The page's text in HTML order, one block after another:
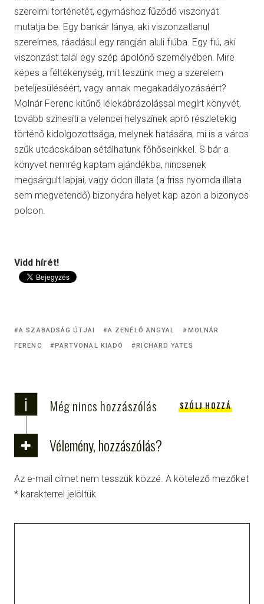
szerelmi történetét, egymáshoz fűződő viszonyát
mutatja be. Egy bankár lánya, aki viszonzatlanul
szerelmes, ráadásul egy rangján aluli fiúba. Egy fiú, aki
viszonzást talál egy szép ápolónő személyében. Mire
képes a féltékenység, mit teszünk meg a szerelem
beteljesüléséért, vagy annak megakadályozásáért?
Molnár Ferenc kitűnő lélekábrázolással megírt könyvét,
tovább színesíti a velencei helyszínek apró részletekig
történő kidolgozottsága, melynek hatására, mi is a város
szűk utcácskáiban sétálhatunk főhőseinkkel. S bár a
könyvet nemrég kaptam ajándékba, nincsenek
megsárgult lapjai, vagy ódon illata (a friss nyomda illata
sem megvetendő) bizonyára helyet kap azon a bizonyos
polcon.
Vidd hírét!
A SZABADSÁG ÚTJAI A ZENÉLŐ ANGYAL
MOLNÁR
FERENC
PARTVONAL KIADÓ RICHARD YATES
i Még nincs hozzászólás SZÓLJ HOZZÁ
Vélemény, hozzászólás?
Az e-mail címet nem tesszük közzé. A kötelező mezőket
* karakterrel jelöltük